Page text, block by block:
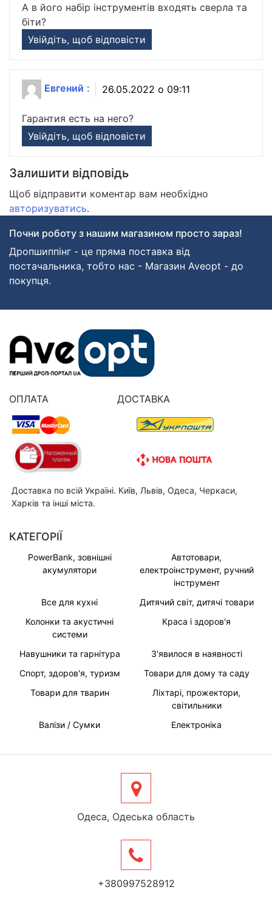
А в його набір інструментів входять сверла та
біти?
Увійдіть, щоб відповісти
Евгений : 26.05.2022 о 09:11
Гарантия есть на него?
Увійдіть, щоб відповісти
Залишити відповідь
Щоб відправити коментар вам необхідно
авторизуватись.
Почни роботу з нашим магазином просто зараз!
Дропшиппінг - це пряма поставка від
постачальника, тобто нас - Магазин Aveopt - до
покупця.
ОПЛАТА ДОСТАВКА
Доставка по всій Україні. Київ, Львів, Одеса, Черкаси,
Харків та інші міста.
КАТЕГОРІЇ
PowerBank, зовнішні
акумулятори
Автотовари,
електроінструмент, ручний
інструмент
Все для кухні
Дитячий світ, дитячі товари
Колонки та акустичні
системи
Краса і здоров'я
Навушники та гарнітура
З'явилося в наявності
Спорт, здоров'я, туризм
Товари для дому та саду
Товари для тварин
Ліхтарі, прожектори,
світильники
Валізи / Сумки
Електроніка
Одеса, Одеська область
+380997528912